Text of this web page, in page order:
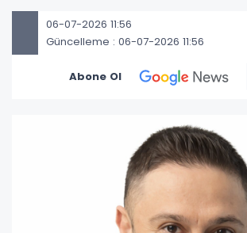
06-07-2026 11:56
Güncelleme : 06-07-2026 11:56
Abone Ol